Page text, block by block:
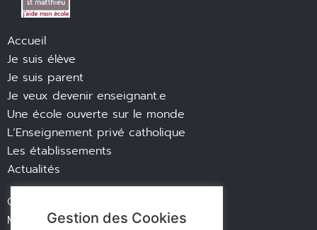
Accueil
Je suis élève
Je suis parent
Je veux devenir enseignant.e
Une école ouverte sur le monde
L’Enseignement privé catholique
Les établissements
Actualités
Contact
Mentions légales
Gestion des Cookies